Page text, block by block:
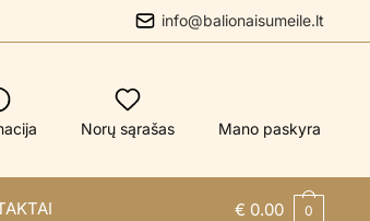
info@balionaisumeile.lt
Norų sąrašas Mano paskyra
€ 0.00 0